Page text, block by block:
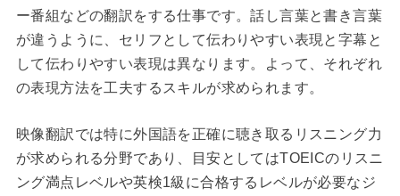
ー番組などの翻訳をする仕事です。話し言葉と書き言葉
が違うように、セリフとして伝わりやすい表現と字幕と
して伝わりやすい表現は異なります。よって、それぞれ
の表現方法を工夫するスキルが求められます。
映像翻訳では特に外国語を正確に聴き取るリスニング力
が求められる分野であり、目安としてはTOEICのリスニ
ング満点レベルや英検1級に合格するレベルが必要なジ